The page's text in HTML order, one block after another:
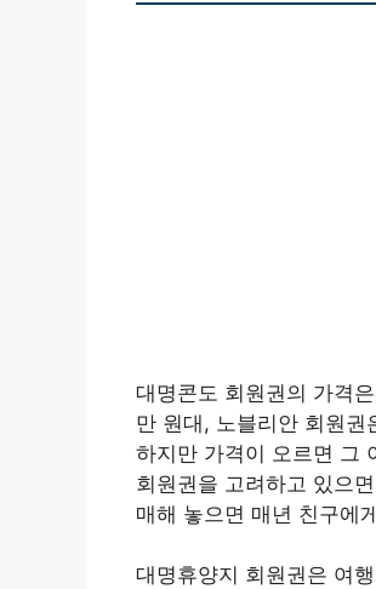
대명콘도 회원권의 가격
만 원대, 노블리안 회원
하지만 가격이 오르면 그
회원권을 고려하고 있으
매해 놓으면 매년 친구에
대명휴양지 회원권은 여